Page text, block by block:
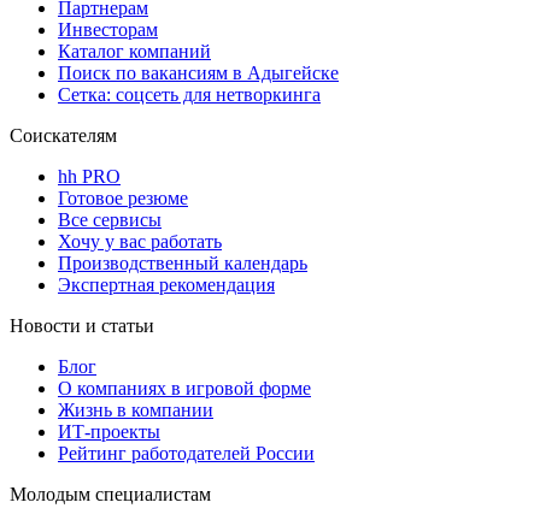
Партнерам
Инвесторам
Каталог компаний
Поиск по вакансиям в Адыгейске
Сетка: соцсеть для нетворкинга
Соискателям
hh PRO
Готовое резюме
Все сервисы
Хочу у вас работать
Производственный календарь
Экспертная рекомендация
Новости и статьи
Блог
О компаниях в игровой форме
Жизнь в компании
ИТ-проекты
Рейтинг работодателей России
Молодым специалистам